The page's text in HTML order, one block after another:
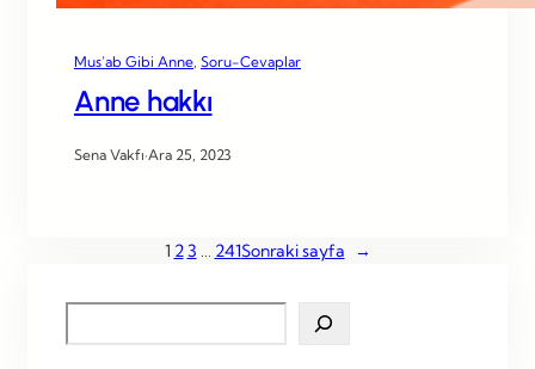
Mus’ab Gibi Anne Soru-Cevaplar
Anne hakkı
Sena Vakfı·Ara 25, 2023
1 23 … 241Sonraki sayfa →
e